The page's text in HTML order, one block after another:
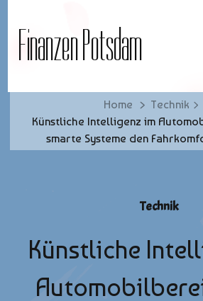
Finanzen Potsdam
Home
Technik
Künstliche Intelligenz im
smarte Systeme den
Technik
Künstliche